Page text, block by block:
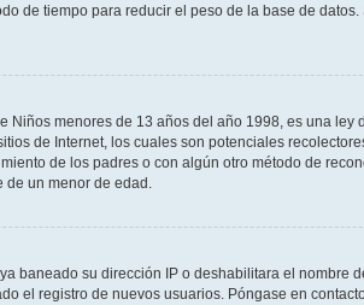
de tiempo para reducir el peso de la base de
Niños menores de 13 años del año 1998, es una ley
de Internet, los cuales son potenciales
de los padres o con algún otro método de
de un menor de edad.
baneado su dirección IP o deshabilitara el nombre
el registro de nuevos usuarios. Póngase en